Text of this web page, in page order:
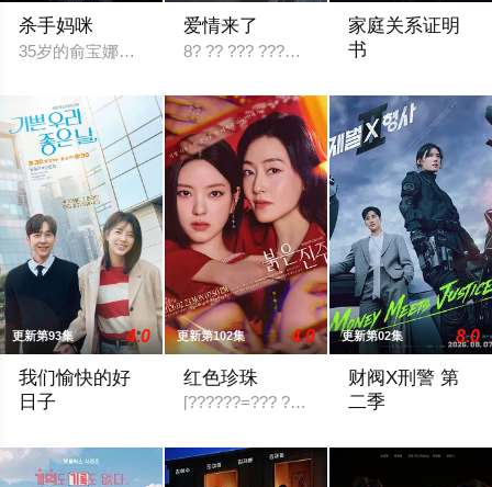
杀手妈咪
35岁的俞宝娜过着相夫教子的普通生活。表面上她看起来温顺
爱情来了
8? ?? ??? ???? ?? OSEN? “??? KBS2 ?
家庭关系证明
书
更新第93集 4.0
我们愉快的好
日子
更新第102集 4.0
红色珍珠
[??????=??? ??] ?? ???? ?? ?? ??? ???.
更新第02集 8.0
财阀X刑警 第
二季